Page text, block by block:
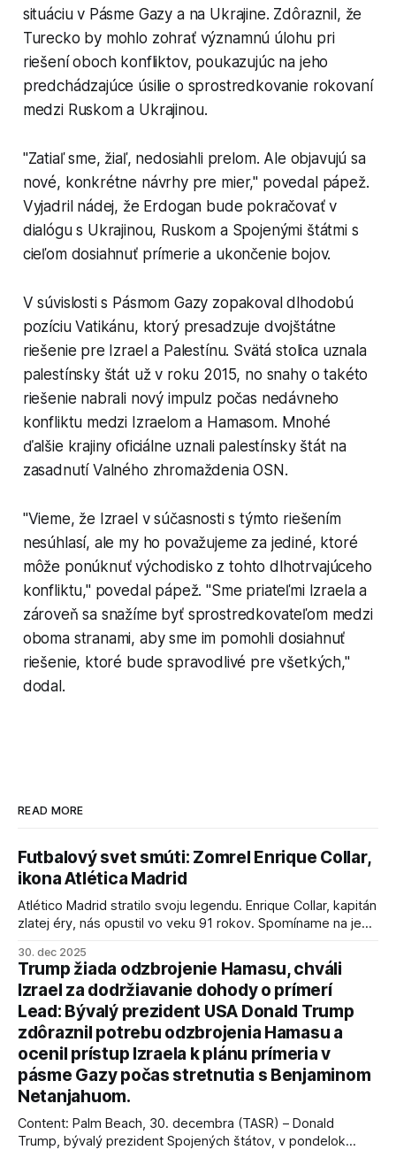
situáciu v Pásme Gazy a na Ukrajine. Zdôraznil, že
Turecko by mohlo zohrať významnú úlohu pri
riešení oboch konfliktov, poukazujúc na jeho
predchádzajúce úsilie o sprostredkovanie rokovaní
medzi Ruskom a Ukrajinou.
"Zatiaľ sme, žiaľ, nedosiahli prelom. Ale objavujú sa
nové, konkrétne návrhy pre mier," povedal pápež.
Vyjadril nádej, že Erdogan bude pokračovať v
dialógu s Ukrajinou, Ruskom a Spojenými štátmi s
cieľom dosiahnuť prímerie a ukončenie bojov.
V súvislosti s Pásmom Gazy zopakoval dlhodobú
pozíciu Vatikánu, ktorý presadzuje dvojštátne
riešenie pre Izrael a Palestínu. Svätá stolica uznala
palestínsky štát už v roku 2015, no snahy o takéto
riešenie nabrali nový impulz počas nedávneho
konfliktu medzi Izraelom a Hamasom. Mnohé
ďalšie krajiny oficiálne uznali palestínsky štát na
zasadnutí Valného zhromaždenia OSN.
"Vieme, že Izrael v súčasnosti s týmto riešením
nesúhlasí, ale my ho považujeme za jediné, ktoré
môže ponúknuť východisko z tohto dlhotrvajúceho
konfliktu," povedal pápež. "Sme priateľmi Izraela a
zároveň sa snažíme byť sprostredkovateľom medzi
oboma stranami, aby sme im pomohli dosiahnuť
riešenie, ktoré bude spravodlivé pre všetkých,"
dodal.
READ MORE
Futbalový svet smúti: Zomrel Enrique Collar,
ikona Atlética Madrid
Atlético Madrid stratilo svoju legendu. Enrique Collar, kapitán
zlatej éry, nás opustil vo veku 91 rokov. Spomíname na jeho
30. dec 2025
Trump žiada odzbrojenie Hamasu, chváli
Izrael za dodržiavanie dohody o prímerí
Lead: Bývalý prezident USA Donald Trump
zdôraznil potrebu odzbrojenia Hamasu a
ocenil prístup Izraela k plánu prímeria v
pásme Gazy počas stretnutia s Benjaminom
Netanjahuom.
Content: Palm Beach, 30. decembra (TASR) – Donald
Trump, bývalý prezident Spojených štátov, v pondelok